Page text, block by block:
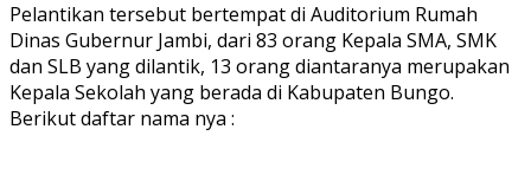
Pelantikan tersebut bertempat di Auditorium Rumah
Dinas Gubernur Jambi, dari 83 orang Kepala SMA, SMK
dan SLB yang dilantik, 13 orang diantaranya merupakan
Kepala Sekolah yang berada di Kabupaten Bungo.
Berikut daftar nama nya :